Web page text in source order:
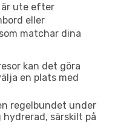
är ute efter
eller
matchar dina
kan det göra
en plats med
regelbundet under
särskilt på